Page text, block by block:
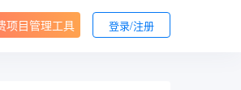
项目管理工具 登录/注册